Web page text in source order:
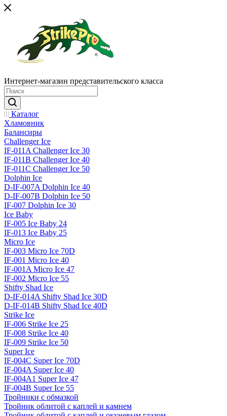
Интернет-магазин представительского класса
Каталог
Хламовник
Балансиры
Challenger Ice
IF-011A Challenger Ice 30
IF-011B Challenger Ice 40
IF-011C Challenger Ice 50
Dolphin Ice
D-IF-007A Dolphin Ice 40
D-IF-007B Dolphin Ice 50
IF-007 Dolphin Ice 30
Ice Baby
IF-005 Ice Baby 24
IF-013 Ice Baby 25
Micro Ice
IF-003 Micro Ice 70D
IF-001 Micro Ice 40
IF-001A Micro Ice 47
IF-002 Micro Ice 55
Shifty Shad Ice
D-IF-014A Shifty Shad Ice 30D
D-IF-014B Shifty Shad Ice 40D
Strike Ice
IF-006 Strike Ice 25
IF-008 Strike Ice 40
IF-009 Strike Ice 50
Super Ice
IF-004C Super Ice 70D
IF-004A Super Ice 40
IF-004A1 Super Ice 47
IF-004B Super Ice 55
Тройники с обмазкой
Тройник облитой с каплей и камнем